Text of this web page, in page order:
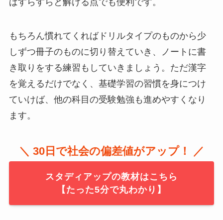
ばすらすらと解ける点でも便利です。
もちろん慣れてくればドリルタイプのものから少
しずつ冊子のものに切り替えていき、ノートに書
き取りをする練習もしていきましょう。ただ漢字
を覚えるだけでなく、基礎学習の習慣を身につけ
ていけば、他の科目の受験勉強も進めやすくなり
ます。
＼ 30日で社会の偏差値がアップ！ ／
スタディアップの教材はこちら
【たった5分で丸わかり】